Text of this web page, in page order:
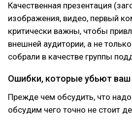
Качественная презентация
изображения, видео, первый
критически важны, чтобы
внешней аудитории, а не
собрали в качестве группы
Ошибки, которые убьют ваш
Прежде чем обсудить, что
обсудим чего точно не стоит